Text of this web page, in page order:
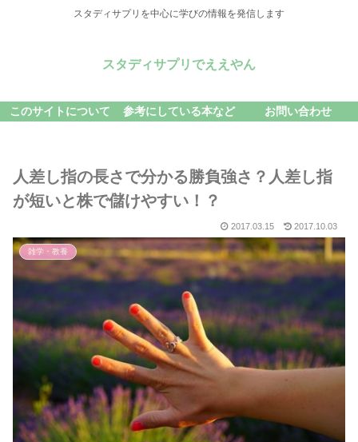
スタディサプリを中心に学びの情報を発信します
スタディサプリでええやん
このサイトについて 参考にしている本など お問い合わせ
人差し指の長さで分かる勝負強さ？人差し指
が短いと株で儲けやすい！？
2017.03.15 2017.10.03
雑学・教養